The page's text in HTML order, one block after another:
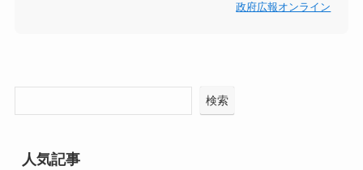
政府広報オンライン
検索
人気記事